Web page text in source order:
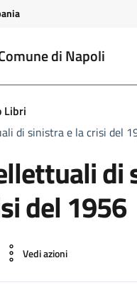
di Napoli
Libri
di sinistra e la crisi del
di
del 1956
Vedi azioni